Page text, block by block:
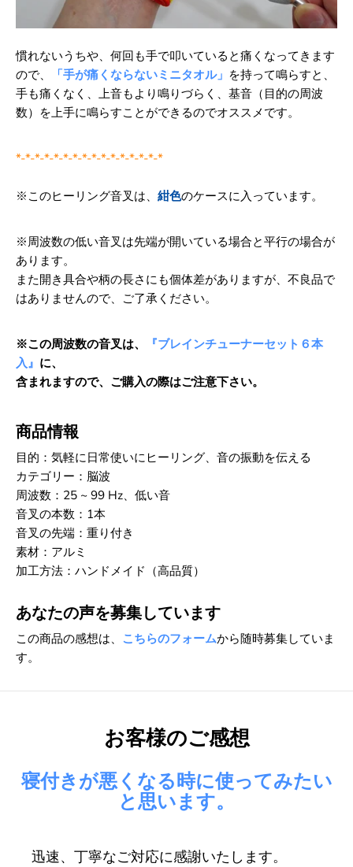
慣れないうちや、何回も手で叩いていると痛くなってきます
ので、
「手が痛くならないミニタオル」 を持って鳴らすと、
手も痛くなく、上音もより鳴りづらく、基音（目的の周波
数）を上手に鳴らすことができるのでオススメです。
*-*-*-*-*-*-*-*-*-*-*-*-*-*-*-*
※このヒーリング音叉は、 紺色のケースに入っています。
※周波数の低い音叉は先端が開いている場合と平行の場合が
あります。
また開き具合や柄の長さにも個体差がありますが、 不良品で
はありませんので、ご了承ください。
※この周波数の音叉は、
『ブレインチューナーセット６本
入』 に、
含まれますので、ご購入の際はご注意下さい。
商品情報
目的：気軽に日常使いにヒーリング、音の振動を伝える
カテゴリー：脳波
周波数：25 ~ 99 Hz、低い音
音叉の本数：1本
音叉の先端：重り付き
素材：アルミ
加工方法：ハンドメイド（高品質）
あなたの声を募集しています
この商品の感想は、 こちらのフォームから随時募集していま
す。
お客様のご感想
寝付きが悪くなる時に使ってみたい
と思います。
迅速、丁寧なご対応に感謝いたします。